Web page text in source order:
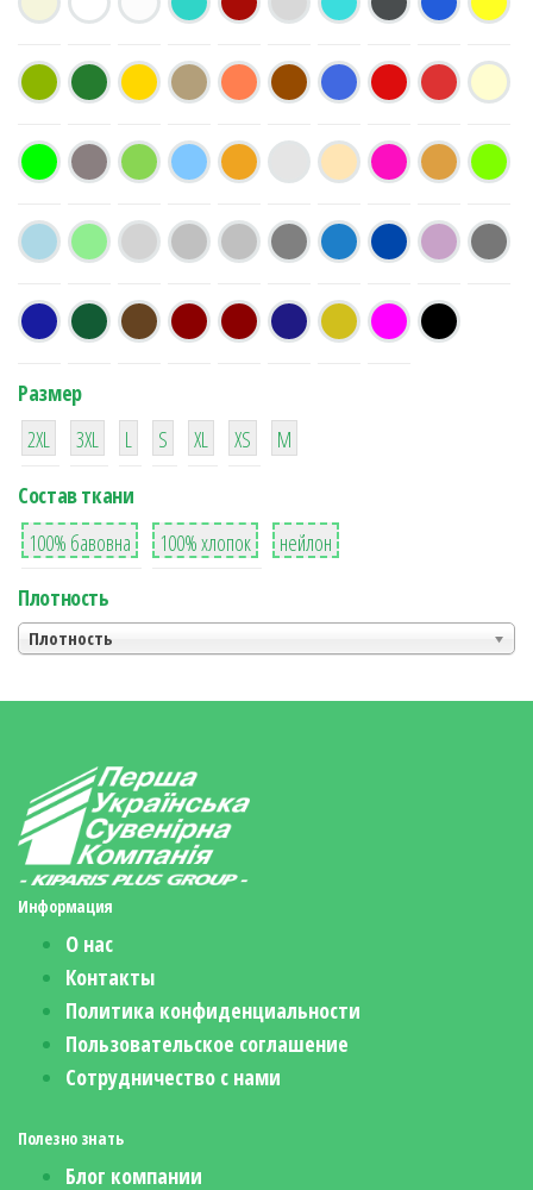
Размер
38
2XL
16
3XL
42
L
42
S
42
XL XS
М
Состав ткани
8
100% бавовна
36
100% хлопок
2
нейлон
Плотность
Плотность
Информация
О нас
Контакты
Политика конфиденциальности
Пользовательское соглашение
Сотрудничество с нами
Полезно знать
Блог компании